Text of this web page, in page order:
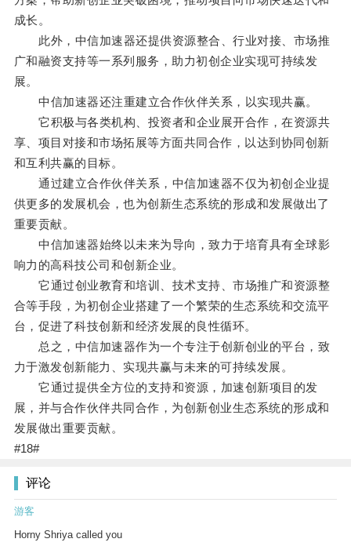
成长。
此外，中信加速器还提供资源整合、行业对接、市场推
广和融资支持等一系列服务，助力初创企业实现可持续发
展。
中信加速器还注重建立合作伙伴关系，以实现共赢。
它积极与各类机构、投资者和企业展开合作，在资源共
享、项目对接和市场拓展等方面共同合作，以达到协同创新
和互利共赢的目标。
通过建立合作伙伴关系，中信加速器不仅为初创企业提
供更多的发展机会，也为创新生态系统的形成和发展做出了
重要贡献。
中信加速器始终以未来为导向，致力于培育具有全球影
响力的高科技公司和创新企业。
它通过创业教育和培训、技术支持、市场推广和资源整
合等手段，为初创企业搭建了一个繁荣的生态系统和交流平
台，促进了科技创新和经济发展的良性循环。
总之，中信加速器作为一个专注于创新创业的平台，致
力于激发创新能力、实现共赢与未来的可持续发展。
它通过提供全方位的支持和资源，加速创新项目的发
展，并与合作伙伴共同合作，为创新创业生态系统的形成和
发展做出重要贡献。
#18#
评论
游客
Horny Shriya called you